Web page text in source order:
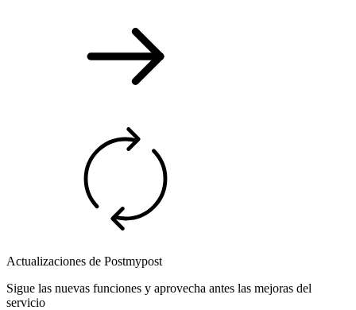
Actualizaciones de Postmypost
Sigue las nuevas funciones y aprovecha antes las mejoras del
servicio